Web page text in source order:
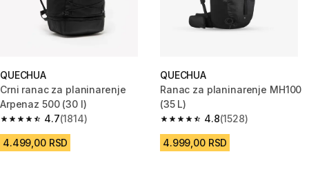
QUECHUA
Crni ranac za planinarenje
Arpenaz 500 (30 l)
4.7
4.7 od 5 zvezdica from 1814 Recenzije
(1814)
4.499,00 RSD
QUECHUA
Ranac za planinarenje MH100
(35 L)
4.8
4.8 od 5 zvezdica from 1528
(1528)
4.999,00 RSD